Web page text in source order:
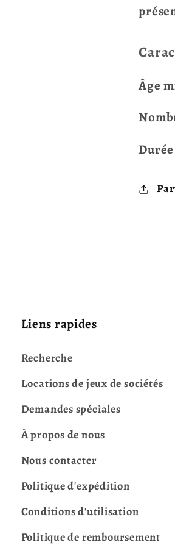
Âge
Liens rapides
Recherche
Locations de jeux de sociétés
Demandes spéciales
À propos de nous
Nous contacter
Politique d'expédition
Conditions d'utilisation
Politique de remboursement